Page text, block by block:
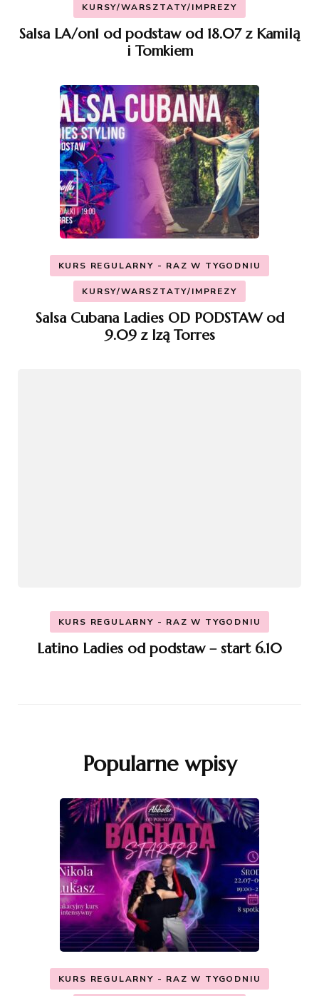
KURSY/WARSZTATY/IMPREZY
Salsa LA/on1 od podstaw od 18.07 z Kamilą
i Tomkiem
KURS REGULARNY - RAZ W TYGODNIU
KURSY/WARSZTATY/IMPREZY
Salsa Cubana Ladies OD PODSTAW od
9.09 z Izą Torres
KURS REGULARNY - RAZ W TYGODNIU
Latino Ladies od podstaw – start 6.10
Popularne wpisy
KURS REGULARNY - RAZ W TYGODNIU